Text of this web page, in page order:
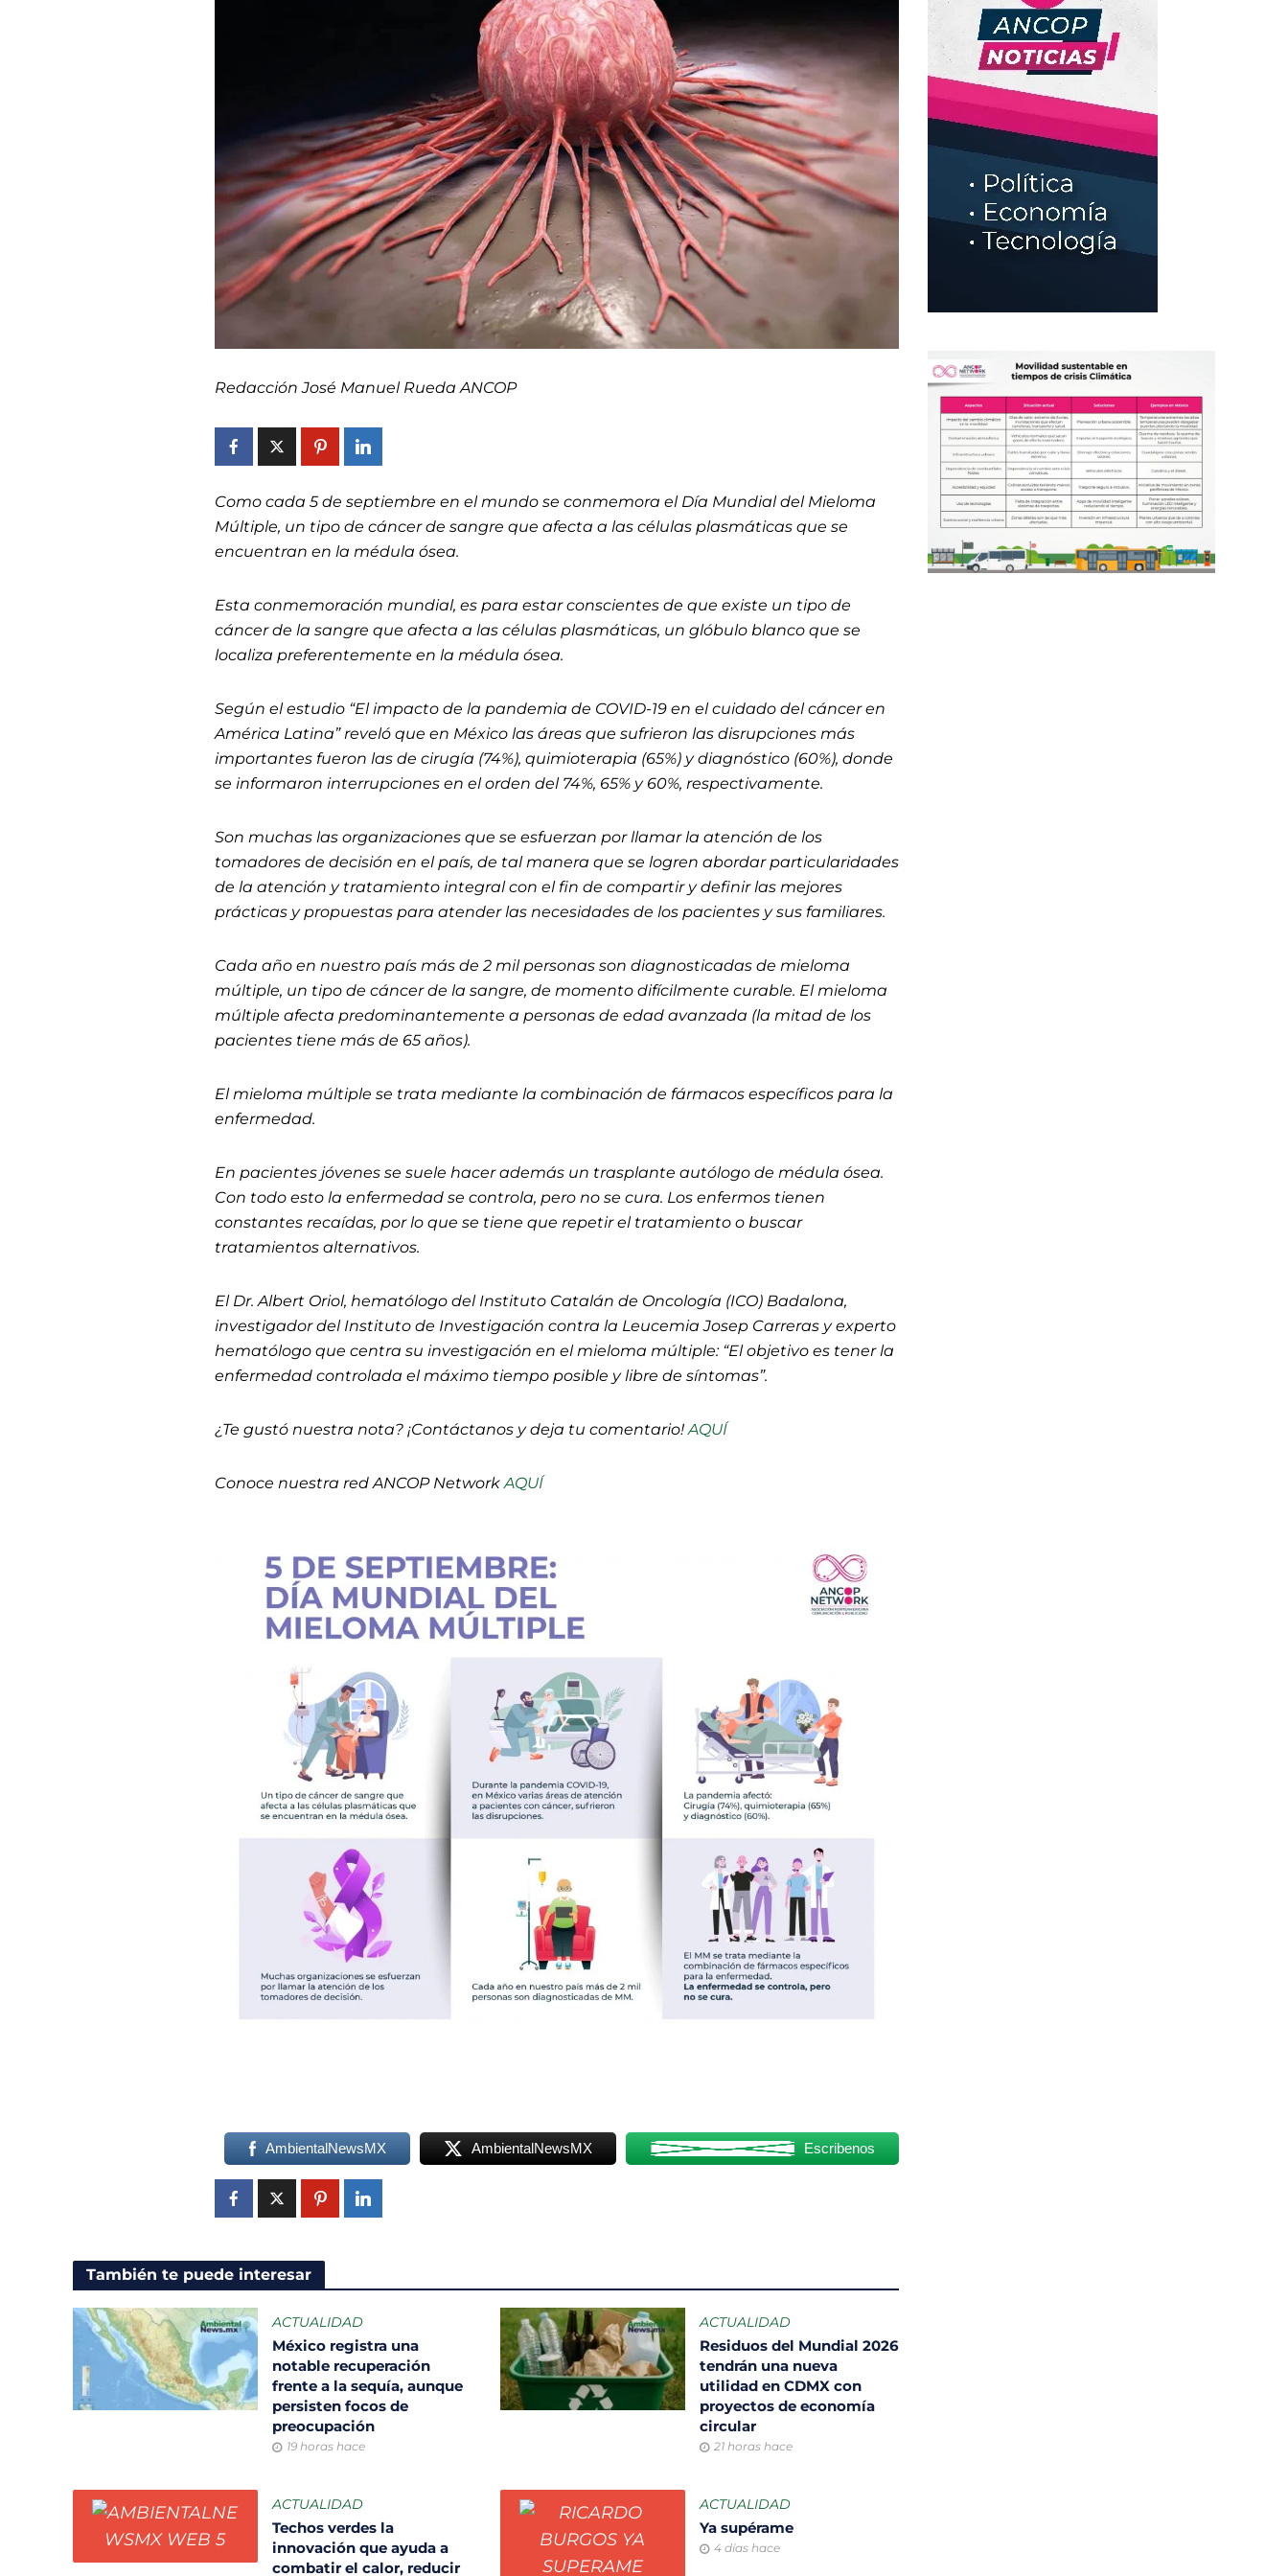
Redacción José Manuel Rueda ANCOP
Como cada 5 de septiembre en el mundo se conmemora el Día Mundial del Mieloma
Múltiple, un tipo de cáncer de sangre que afecta a las células plasmáticas que se
encuentran en la médula ósea.
Esta conmemoración mundial, es para estar conscientes de que existe un tipo de
cáncer de la sangre que afecta a las células plasmáticas, un glóbulo blanco que se
localiza preferentemente en la médula ósea.
Según el estudio “El impacto de la pandemia de COVID-19 en el cuidado del cáncer en
América Latina” reveló que en México las áreas que sufrieron las disrupciones más
importantes fueron las de cirugía (74%), quimioterapia (65%) y diagnóstico (60%), donde
se informaron interrupciones en el orden del 74%, 65% y 60%, respectivamente.
Son muchas las organizaciones que se esfuerzan por llamar la atención de los
tomadores de decisión en el país, de tal manera que se logren abordar particularidades
de la atención y tratamiento integral con el fin de compartir y definir las mejores
prácticas y propuestas para atender las necesidades de los pacientes y sus familiares.
Cada año en nuestro país más de 2 mil personas son diagnosticadas de mieloma
múltiple, un tipo de cáncer de la sangre, de momento difícilmente curable. El mieloma
múltiple afecta predominantemente a personas de edad avanzada (la mitad de los
pacientes tiene más de 65 años).
El mieloma múltiple se trata mediante la combinación de fármacos específicos para la
enfermedad.
En pacientes jóvenes se suele hacer además un trasplante autólogo de médula ósea.
Con todo esto la enfermedad se controla, pero no se cura. Los enfermos tienen
constantes recaídas, por lo que se tiene que repetir el tratamiento o buscar
tratamientos alternativos.
El Dr. Albert Oriol, hematólogo del Instituto Catalán de Oncología (ICO) Badalona,
investigador del Instituto de Investigación contra la Leucemia Josep Carreras y experto
hematólogo que centra su investigación en el mieloma múltiple: “El objetivo es tener la
enfermedad controlada el máximo tiempo posible y libre de síntomas”.
¿Te gustó nuestra nota? ¡Contáctanos y deja tu comentario!AQUÍ
Conoce nuestra red ANCOP NetworkAQUÍ
AmbientalNewsMX AmbientalNewsMX Escribenos
También te puede interesar
ACTUALIDAD
México registra una
notable recuperación
frente a la sequía, aunque
persisten focos de
preocupación
19 horas hace
ACTUALIDAD
Residuos del Mundial 2026
tendrán una nueva
utilidad en CDMX con
proyectos de economía
circular
21 horas hace
ACTUALIDAD
Techos verdes la
innovación que ayuda a
combatir el calor, reducir
ACTUALIDAD
Ya supérame
4 días hace